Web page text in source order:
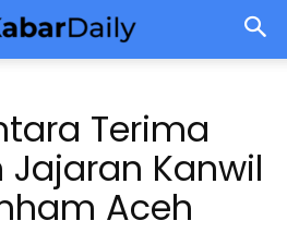
Terima
Jajaran Kanwil
Aceh